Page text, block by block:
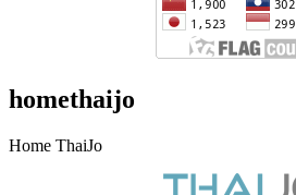
homethaijo
Home ThaiJo